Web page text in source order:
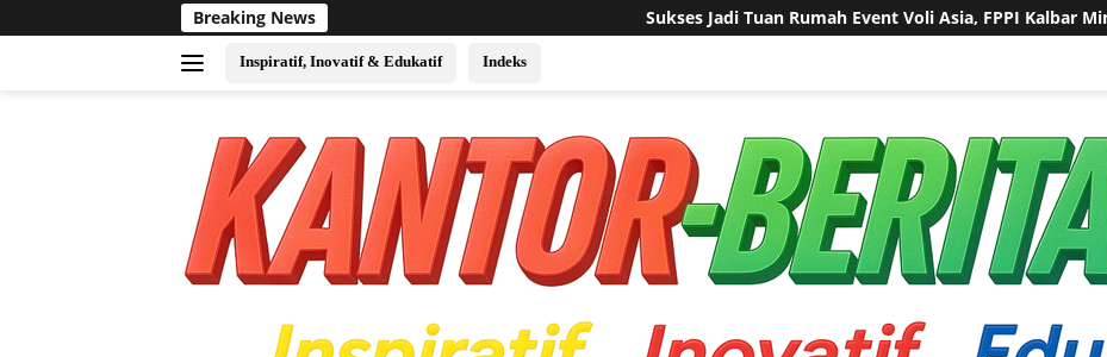
ke
Breaking News Sukses Jadi Tuan Rumah Event Voli Asia, FPPI Kalbar Minta Transparansi Anggaran
Inspiratif, Inovatif & Edukatif Indeks